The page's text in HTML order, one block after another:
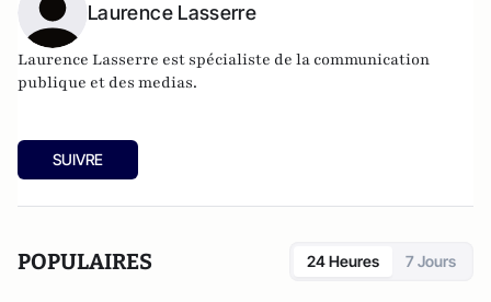
Laurence Lasserre
Laurence Lasserre est spécialiste de la communication
publique et des medias.
SUIVRE
POPULAIRES 24 Heures 7 Jours